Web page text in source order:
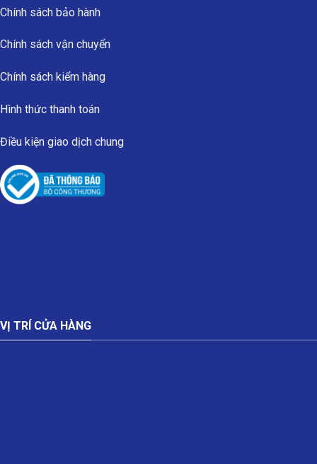
Chính sách bảo hành
Chính sách vận chuyển
Chính sách kiểm hàng
Hình thức thanh toán
Điều kiện giao dịch chung
VỊ TRÍ CỬA HÀNG